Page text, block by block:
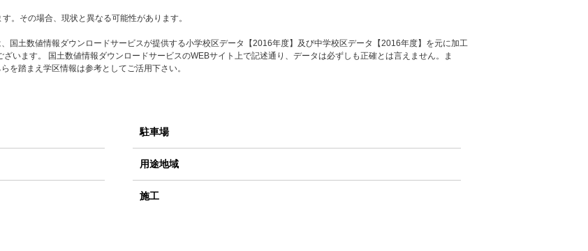
。その場合、現状と異なる可能性があります。
国土数値情報ダウンロードサービスが提供する小学校区データ【2016年度】及び中学校区データ【2016年度】を元に加工
います。 国土数値情報ダウンロードサービスのWEBサイト上で記述通り、データは必ずしも正確とは言えません。ま
を踏まえ学区情報は参考としてご活用下さい。
駐車場
用途地域
施工